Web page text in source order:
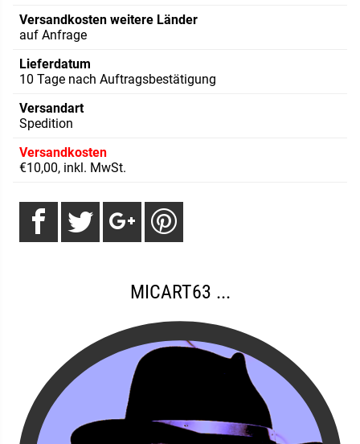
Versandkosten weitere Länder
auf Anfrage
Lieferdatum
10 Tage nach Auftragsbestätigung
Versandart
Spedition
Versandkosten
€10,00, inkl. MwSt.
MICART63 ...